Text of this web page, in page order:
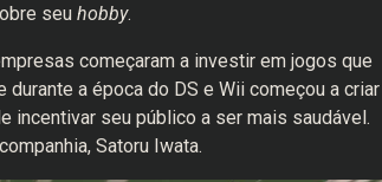
seu hobby.
começaram a investir em jogos que
a época do DS e Wii começou a criar
incentivar seu público a ser mais saudável.
Satoru Iwata.